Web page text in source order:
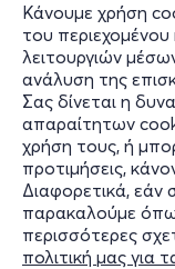
Κάνουμε χρήση
του
λειτουργιών
ανάλυση της
Σας δίνεται η
απαραίτητων
χρήση τους, ή
προτιμήσεις,
Διαφορετικά,
παρακαλούμε
περισσότερες
πολιτική μας για